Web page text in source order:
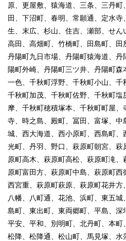
原、更屋敷、猿海道、三条、三丹
田、下沼町、春明、常願通、定水
生、末広、杉山、住吉、瀬部、せん
高田、高畑町、竹橋町、田島町、田
丹陽町九日市場、丹陽町猿海道、
陽町外崎、丹陽町三ツ井、丹陽町
一色、千秋町浮野、千秋町小山、千
千秋町加茂、千秋町佐野、千秋町塩
摩、千秋町穂積塚本、千秋町町屋
寺、時之島、殿町、冨田、富塚、中
城、西大海道、西小原町、西島町、
光町、丹羽、野口、萩原町朝宮、
原町高木、萩原町高松、萩原町滝
原町富田方、萩原町中島、萩原町
西宮重、萩原町萩原、萩原町花井方
八幡、八町通、花池、浜町、東五
島町、東出町、東両郷町、平島、深
平安、平和、別明町、北丹町、本町
松降、松降通、松山町、馬見塚、水